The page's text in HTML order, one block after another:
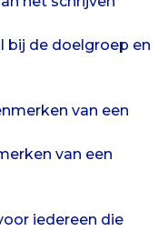
bij de doelgroep en
van een
van een
iedereen die